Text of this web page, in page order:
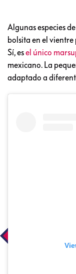
Algunas especies
bolsita en el vientre
Sí, esel único
mexicano. La
adaptado a